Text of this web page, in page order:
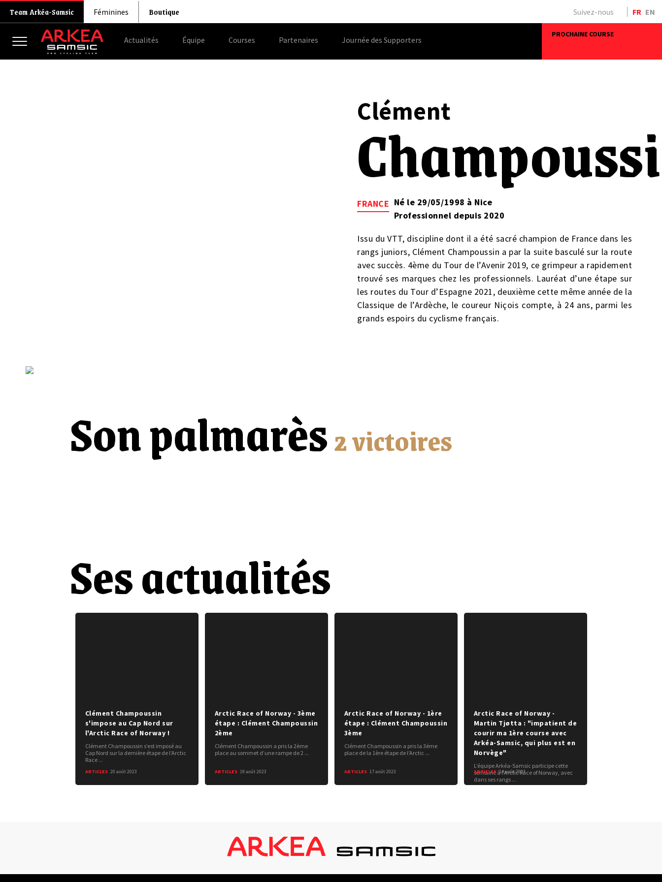
Team Arkéa-Samsic Féminines Boutique Suivez-nous FR EN
Actualités Équipe Courses Partenaires Journée des Supporters
PROCHAINE COURSE
Clément
FRANCE Né le 29/05/1998 à Nice
Professionnel depuis 2020
Issu du VTT, discipline dont il a été sacré champion de France dans les
rangs juniors, Clément Champoussin a par la suite basculé sur la route
avec succès. 4ème du Tour de l’Avenir 2019, ce grimpeur a rapidement
trouvé ses marques chez les professionnels. Lauréat d’une étape sur
les routes du Tour d’Espagne 2021, deuxième cette même année de la
Classique de l’Ardèche, le coureur Niçois compte, à 24 ans, parmi les
grands espoirs du cyclisme français.
Son palmarès2 victoires
Ses actualités
Clément Champoussin
s'impose au Cap Nord sur
l'Arctic Race of Norway !
Clément Champoussin s’est imposé au
Cap Nord sur la dernière étape de l’Arctic
Race ...
ARTICLES 20 août 2023
Arctic Race of Norway - 3ème
étape : Clément Champoussin
2ème
Clément Champoussin a pris la 2ème
place au sommet d’une rampe de 2 ...
ARTICLES 19 août 2023
Arctic Race of Norway - 1ère
étape : Clément Champoussin
3ème
Clément Champoussin a pris la 3ème
place de la 1ère étape de l’Arctic ...
ARTICLES 17 août 2023
Arctic Race of Norway -
Martin Tjøtta : "impatient de
courir ma 1ère course avec
Arkéa-Samsic, qui plus est en
Norvège"
L’équipe Arkéa-Samsic participe cette
semaine à l’Arctic Race of Norway, avec
dans ses rangs ...
ARTICLES 14 août 2023